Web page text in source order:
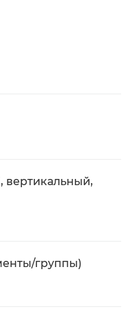
вертикальный,
группы)